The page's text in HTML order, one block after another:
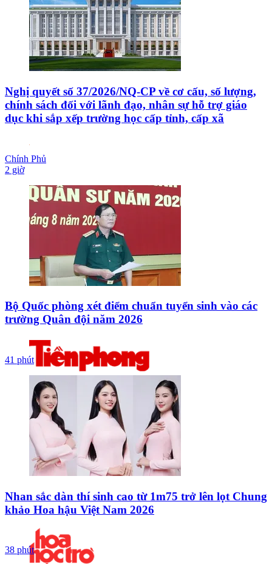
Nghị quyết số 37/2026/NQ-CP về cơ cấu, số lượng,
chính sách đối với lãnh đạo, nhân sự hỗ trợ giáo
dục khi sắp xếp trường học cấp tỉnh, cấp xã
Chính Phủ
2 giờ
Bộ Quốc phòng xét điểm chuẩn tuyển sinh vào các
trường Quân đội năm 2026
41 phút
Nhan sắc dàn thí sinh cao từ 1m75 trở lên lọt Chung
khảo Hoa hậu Việt Nam 2026
38 phút